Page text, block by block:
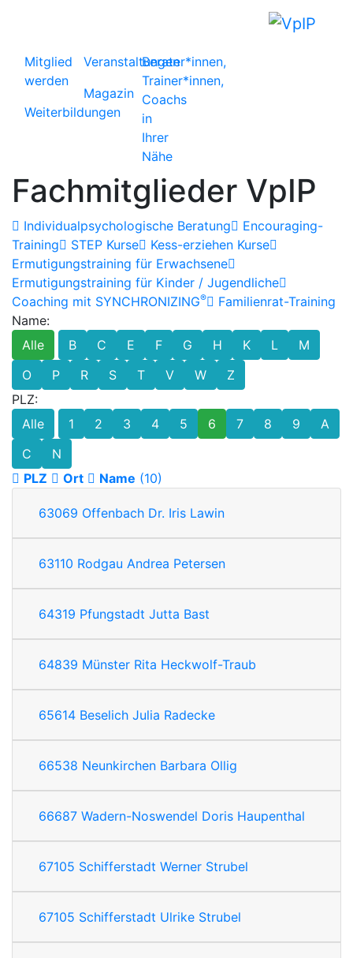
Mitglied
werden
Weiterbildungen
Veranstaltungen
Magazin
Berater*innen,
Trainer*innen,
Coachs
in
Ihrer
Nähe
Fachmitglieder VpIP
Individualpsychologische Beratung
Encouraging-
Training
STEP Kurse
Kess-erziehen Kurse
Ermutigungstraining für Erwachsene
Ermutigungstraining für Kinder / Jugendliche
Coaching mit SYNCHRONIZING®
Familienrat-Training
Name:
Alle
B C E F G H K L
M
O
P R S T V W
Z
PLZ:
Alle
1 2 3 4 5 6 7 8 9
A
C
N
PLZ
Ort Name (10)
63069 Offenbach Dr. Iris Lawin
63110 Rodgau Andrea Petersen
64319 Pfungstadt Jutta Bast
64839 Münster Rita Heckwolf-Traub
65614 Beselich Julia Radecke
66538 Neunkirchen Barbara Ollig
66687 Wadern-Noswendel Doris Haupenthal
67105 Schifferstadt Werner Strubel
67105 Schifferstadt Ulrike Strubel